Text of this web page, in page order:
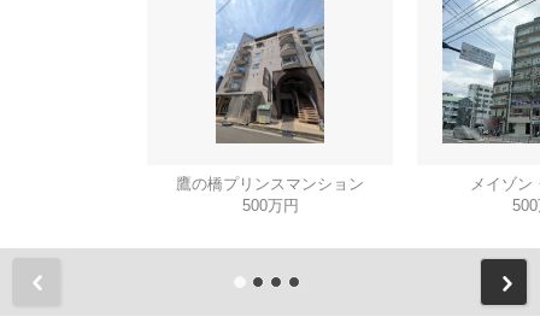
鷹の橋プリンスマンション
500万円
メイゾン